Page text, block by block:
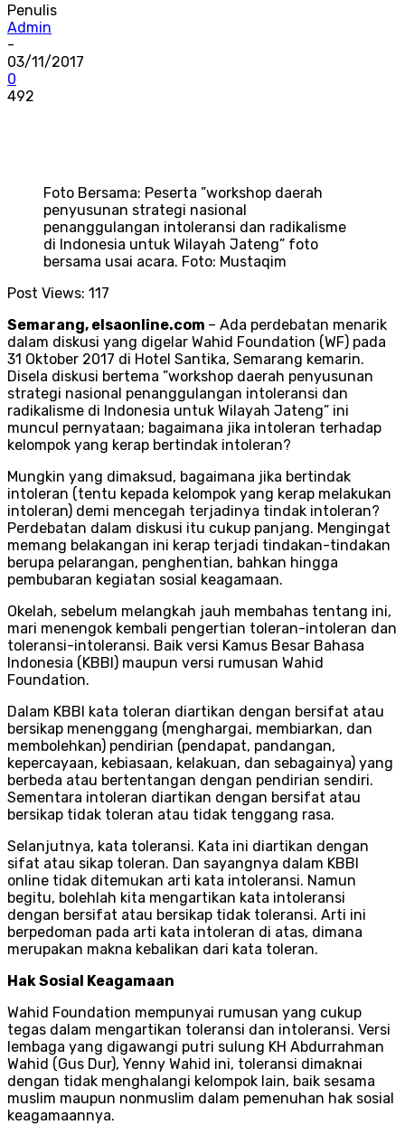
Penulis
Admin
-
03/11/2017
0
492
Foto Bersama: Peserta ”workshop daerah
penyusunan strategi nasional
penanggulangan intoleransi dan radikalisme
di Indonesia untuk Wilayah Jateng” foto
bersama usai acara. Foto: Mustaqim
Post Views: 117
Semarang, elsaonline.com – Ada perdebatan menarik
dalam diskusi yang digelar Wahid Foundation (WF) pada
31 Oktober 2017 di Hotel Santika, Semarang kemarin.
Disela diskusi bertema ”workshop daerah penyusunan
strategi nasional penanggulangan intoleransi dan
radikalisme di Indonesia untuk Wilayah Jateng” ini
muncul pernyataan; bagaimana jika intoleran terhadap
kelompok yang kerap bertindak intoleran?
Mungkin yang dimaksud, bagaimana jika bertindak
intoleran (tentu kepada kelompok yang kerap melakukan
intoleran) demi mencegah terjadinya tindak intoleran?
Perdebatan dalam diskusi itu cukup panjang. Mengingat
memang belakangan ini kerap terjadi tindakan-tindakan
berupa pelarangan, penghentian, bahkan hingga
pembubaran kegiatan sosial keagamaan.
Okelah, sebelum melangkah jauh membahas tentang ini,
mari menengok kembali pengertian toleran-intoleran dan
toleransi-intoleransi. Baik versi Kamus Besar Bahasa
Indonesia (KBBI) maupun versi rumusan Wahid
Foundation.
Dalam KBBI kata toleran diartikan dengan bersifat atau
bersikap menenggang (menghargai, membiarkan, dan
membolehkan) pendirian (pendapat, pandangan,
kepercayaan, kebiasaan, kelakuan, dan sebagainya) yang
berbeda atau bertentangan dengan pendirian sendiri.
Sementara intoleran diartikan dengan bersifat atau
bersikap tidak toleran atau tidak tenggang rasa.
Selanjutnya, kata toleransi. Kata ini diartikan dengan
sifat atau sikap toleran. Dan sayangnya dalam KBBI
online tidak ditemukan arti kata intoleransi. Namun
begitu, bolehlah kita mengartikan kata intoleransi
dengan bersifat atau bersikap tidak toleransi. Arti ini
berpedoman pada arti kata intoleran di atas, dimana
merupakan makna kebalikan dari kata toleran.
Hak Sosial Keagamaan
Wahid Foundation mempunyai rumusan yang cukup
tegas dalam mengartikan toleransi dan intoleransi. Versi
lembaga yang digawangi putri sulung KH Abdurrahman
Wahid (Gus Dur), Yenny Wahid ini, toleransi dimaknai
dengan tidak menghalangi kelompok lain, baik sesama
muslim maupun nonmuslim dalam pemenuhan hak sosial
keagamaannya.